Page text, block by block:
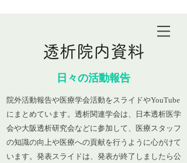
透析院内資料
日々の活動報告
院外活動報告や医療学会活動をスライドやYouTube
にまとめています。透析関連学会は、日本透析医学
会や大阪透析研究会などに参加して、医療スタッフ
の知識の向上や医療への貢献を行うように心がけて
います。発表スライドは、発表が終了しましたら公